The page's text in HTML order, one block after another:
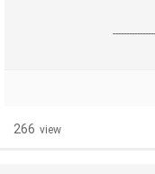
266 view